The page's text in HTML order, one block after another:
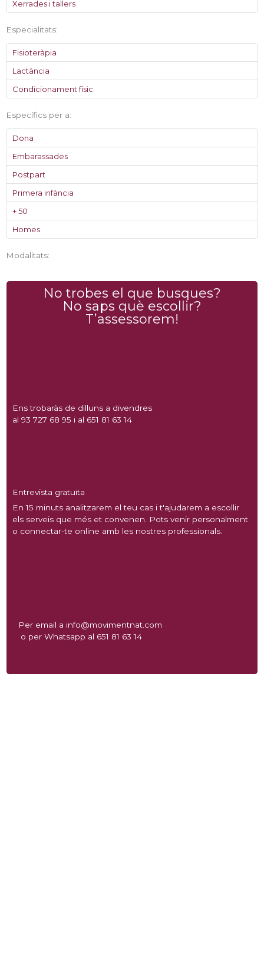
Xerrades i tallers
Especialitats:
Fisioteràpia
Lactància
Condicionament físic
Específics per a:
Dona
Embarassades
Postpart
Primera infància
+ 50
Homes
Modalitats:
No trobes el que busques?
No saps què escollir?
T’assessorem!
Ens trobaràs de dilluns a divendres
al 93 727 68 95 i al 651 81 63 14
Entrevista gratuïta
En 15 minuts analitzarem el teu cas i t'ajudarem a escollir
els serveis que més et convenen. Pots venir personalment
o connectar-te online amb les nostres professionals.
Per email a info@movimentnat.com
o per Whatsapp al 651 81 63 14